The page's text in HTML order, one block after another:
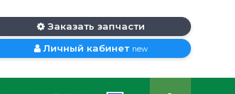
Заказать запчасти
Личный кабинет new